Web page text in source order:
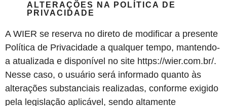
ALTERAÇÕES NA POLÍTICA DE
PRIVACIDADE
A WIER se reserva no direto de modificar a presente
Política de Privacidade a qualquer tempo, mantendo-
a atualizada e disponível no site https://wier.com.br/.
Nesse caso, o usuário será informado quanto às
alterações substanciais realizadas, conforme exigido
pela legislação aplicável, sendo altamente